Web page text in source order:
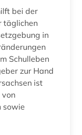
bei der
täglichen
Schulleben
zur Hand
von
sowie